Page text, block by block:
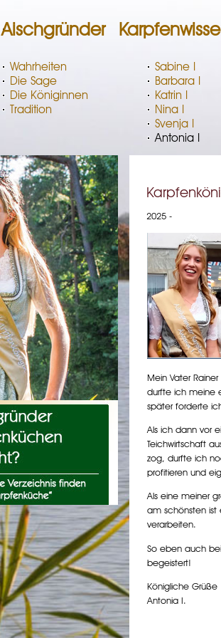
Aischgründer
Wahrheiten
Die Sage
Die Königinnen
Tradition
Sabine I
Barbara I
Katrin I
Nina I
Svenja I
Antonia I
2025 -
Mein Vater
durfte ich meine
später forderte
Als ich dann vor
Teichwirtschaft
zog, durfte ich
profitieren und
Als eine meiner
am schönsten ist
verarbeiten.
So eben auch
begeistert!
Königliche Grüße
Antonia I.